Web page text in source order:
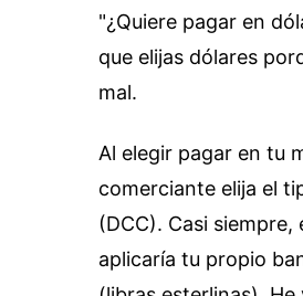
"¿Quiere pagar en
que elijas dólares
mal.
Al elegir pagar en tu
comerciante elija el
(DCC). Casi
aplicaría tu propio